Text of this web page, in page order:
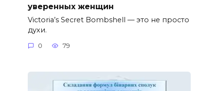
уверенных женщин
Victoria’s Secret Bombshell — это не просто
духи.
0 79